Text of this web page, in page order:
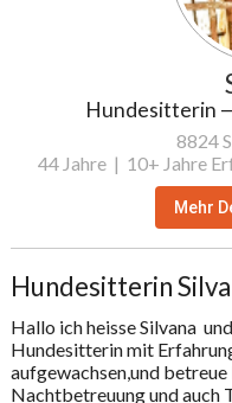
Hundesitterin
8824
44 Jahre | 10+ Jahre
Mehr
Hundesitterin
Hallo ich heisse Silvana
Hundesitterin mit
aufgewachsen,und
Nachtbetreuung und auch